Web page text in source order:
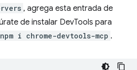
, agrega esta entrada de
de instalar DevTools para
npm i chrome-devtools-mcp .